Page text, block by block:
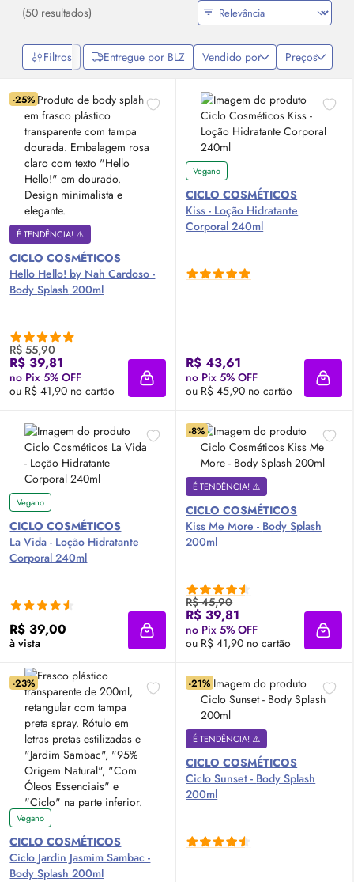
(50 resultados)
Filtros Entregue por BLZ Vendido por Preços
-25%
É TENDÊNCIA! ⚠️
CICLO COSMÉTICOS
Hello Hello! by Nah Cardoso -
BodySplash 200ml
R$ 55,90
R$ 39,81
no Pix 5% OFF
ou R$ 41,90 no cartão
Adicionar à sacola
Vegano
CICLO COSMÉTICOS
Kiss - Loção Hidratante
Corporal 240ml
R$ 43,61
no Pix 5% OFF
ou R$ 45,90 no cartão
Vegano
CICLO COSMÉTICOS
La Vida - Loção Hidratante
Corporal 240ml
R$ 39,00
à vista Adicionar à sacola
-8%
É TENDÊNCIA! ⚠️
CICLO COSMÉTICOS
Kiss Me More - BodySplash
200ml
R$ 45,90
R$ 39,81
no Pix 5% OFF
ou R$ 41,90 no cartão
-23%
Vegano
CICLO COSMÉTICOS
Ciclo Jardin Jasmim Sambac -
BodySplash 200ml
-21%
É TENDÊNCIA! ⚠️
CICLO COSMÉTICOS
Ciclo Sunset - BodySplash
200ml